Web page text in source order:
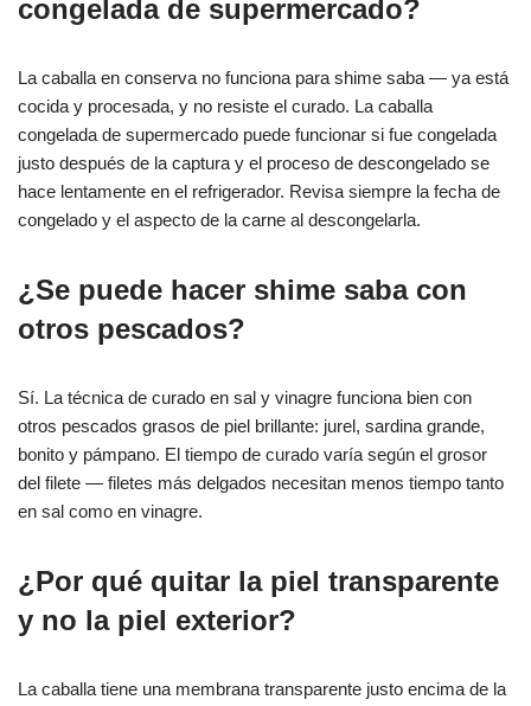
congelada de supermercado?
La caballa en conserva no funciona para shime saba — ya está
cocida y procesada, y no resiste el curado. La caballa
congelada de supermercado puede funcionar si fue congelada
justo después de la captura y el proceso de descongelado se
hace lentamente en el refrigerador. Revisa siempre la fecha de
congelado y el aspecto de la carne al descongelarla.
¿Se puede hacer shime saba con
otros pescados?
Sí. La técnica de curado en sal y vinagre funciona bien con
otros pescados grasos de piel brillante: jurel, sardina grande,
bonito y pámpano. El tiempo de curado varía según el grosor
del filete — filetes más delgados necesitan menos tiempo tanto
en sal como en vinagre.
¿Por qué quitar la piel transparente
y no la piel exterior?
La caballa tiene una membrana transparente justo encima de la